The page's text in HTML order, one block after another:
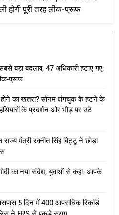
होगी पूरी तरह लीक-प्रूफ
बड़ा बदलाव, 47 अधिकारी हटाए गए;
प्रूफ
का खतरा? सोनम वांगचुक के हटने के
हथियारों के प्रदर्शन और भीड़ पर उठे
मंत्री रवनीत सिंह बिट्टू ने छोड़ा
मोदी का नया संदेश, युवाओं से कहा- आपके
5 दिन में 400 आपराधिक रिकॉर्ड